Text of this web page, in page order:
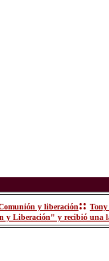
y liberación:: Tony
y Liberación" y recibió una